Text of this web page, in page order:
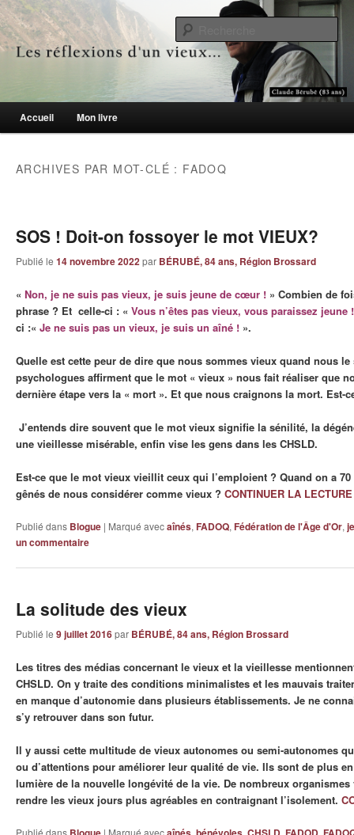
Les réflexions d'un vieux…
Le blogue des aînés de 65 ans et +
Menu principal
Aller au contenu principal
Aller au contenu secondaire
Accueil Mon livre
ARCHIVES PAR MOT-CLÉ : FADOQ
SOS ! Doit-on fossoyer le mot VIEUX?
Publié le 14 novembre 2022par BÉRUBÉ, 84 ans, Région Brossard
« Non, je ne suis pas vieux, je suis jeune de cœur ! » Combien de
phrase ? Et celle-ci : « Vous n’êtes pas vieux, vous paraissez jeune !
ci :« Je ne suis pas un vieux, je suis un aîné ! ».
Quelle est cette peur de dire que nous sommes vieux quand nous
psychologues affirment que le mot « vieux » nous fait réaliser que
dernière étape vers la « mort ». Et que nous craignons la mort. Est-
J’entends dire souvent que le mot vieux signifie la sénilité, la
une vieillesse misérable, enfin vise les gens dans les CHSLD.
Est-ce que le mot vieux vieillit ceux qui l’emploient ? Quand on a
gênés de nous considérer comme vieux ? CONTINUER LA
Publié dans Blogue | Marqué avecaînés,FADOQ,Fédération de l'Âge d'Or,
un commentaire
La solitude des vieux
Publié le 9 juillet 2016par BÉRUBÉ, 84 ans, Région Brossard
Les titres des médias concernant le vieux et la vieillesse
CHSLD. On y traite des conditions minimalistes et les mauvais
en manque d’autonomie dans plusieurs établissements. Je ne
s’y retrouver dans son futur.
Il y aussi cette multitude de vieux autonomes ou semi-autonomes
ou d’attentions pour améliorer leur qualité de vie. Ils sont de plus
lumière de la nouvelle longévité de la vie. De nombreux
rendre les vieux jours plus agréables en contraignant l’isolement.